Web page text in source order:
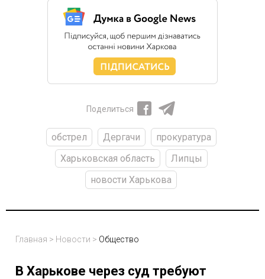
Поделиться
обстрел Дергачи
прокуратура
Харьковская область
Липцы
новости Харькова
Главная > Новости > Общество
В Харькове через суд требуют